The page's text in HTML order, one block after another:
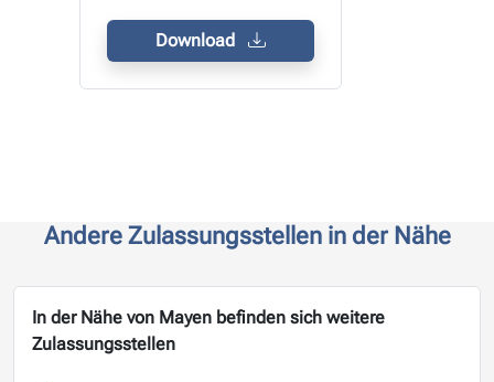
Download
Andere Zulassungsstellen in der Nähe
In der Nähe von Mayen befinden sich weitere
Zulassungsstellen